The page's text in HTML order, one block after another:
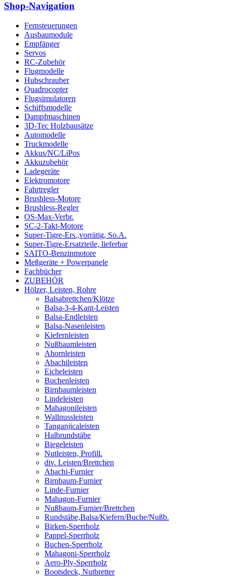
Shop-Navigation
Fernsteuerungen
Ausbaumodule
Empfänger
Servos
RC-Zubehör
Flugmodelle
Hubschrauber
Quadrocopter
Flugsimulatoren
Schiffsmodelle
Dampfmaschinen
3D-Tec Holzbausätze
Automodelle
Truckmodelle
Akkus/NC/LiPos
Akkuzubehör
Ladegeräte
Elektromotore
Fahrtregler
Brushless-Motore
Brushless-Regler
OS-Max-Verbr.
SC-2-Takt-Motore
Super-Tigre-Ers.,vorrätig, So.A.
Super-Tigre-Ersatzteile, lieferbar
SAITO-Benzinmotore
Meßgeräte + Powerpanele
Fachbücher
ZUBEHÖR
Hölzer, Leisten, Rohre
Balsabrettchen/Klötze
Balsa-3-4-Kant-Leisten
Balsa-Endleisten
Balsa-Nasenleisten
Kiefernleisten
Nußbaumleisten
Ahornleisten
Abachileisten
Eicheleisten
Buchenleisten
Birnbaumleisten
Lindeleisten
Mahagonileisten
Wallnussleisten
Tanganjicaleisten
Halbrundstäbe
Biegeleisten
Nutleisten, Profill.
div. Leisten/Brettchen
Abachi-Furnier
Birnbaum-Furnier
Linde-Furnier
Mahagon-Furnier
Nußbaum-Furnier/Brettchen
Rundstäbe,Balsa/Kiefern/Buche/Nußb.
Birken-Sperrholz
Pappel-Sperrholz
Buchen-Sperrholz
Mahagoni-Sperrholz
Aero-Ply-Sperrholz
Bootsdeck, Nutbretter